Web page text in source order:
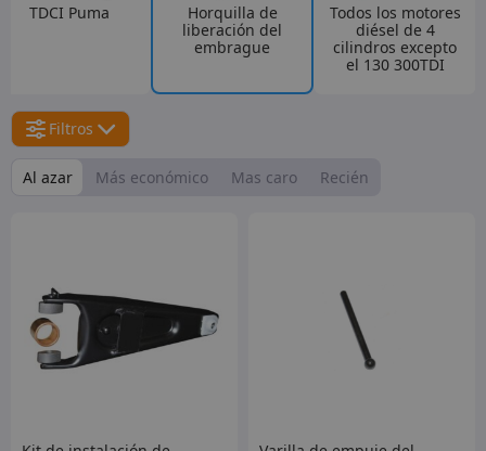
TDCI Puma
Horquilla de
liberación del
embrague
Todos los motores
diésel de 4
cilindros excepto
el 130 300TDI
Filtros
Al azar Más económico Mas caro Recién